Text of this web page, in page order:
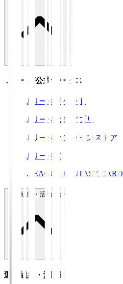
Ｊリーグ公式サービス
Ｊリーグチケット
Ｊリーグ公式アプリ
Ｊリーグオンラインストア
ＪリーグID
J.LEAGUE FANTASY CARD
運営組織・活動紹介
運営組織・活動紹介